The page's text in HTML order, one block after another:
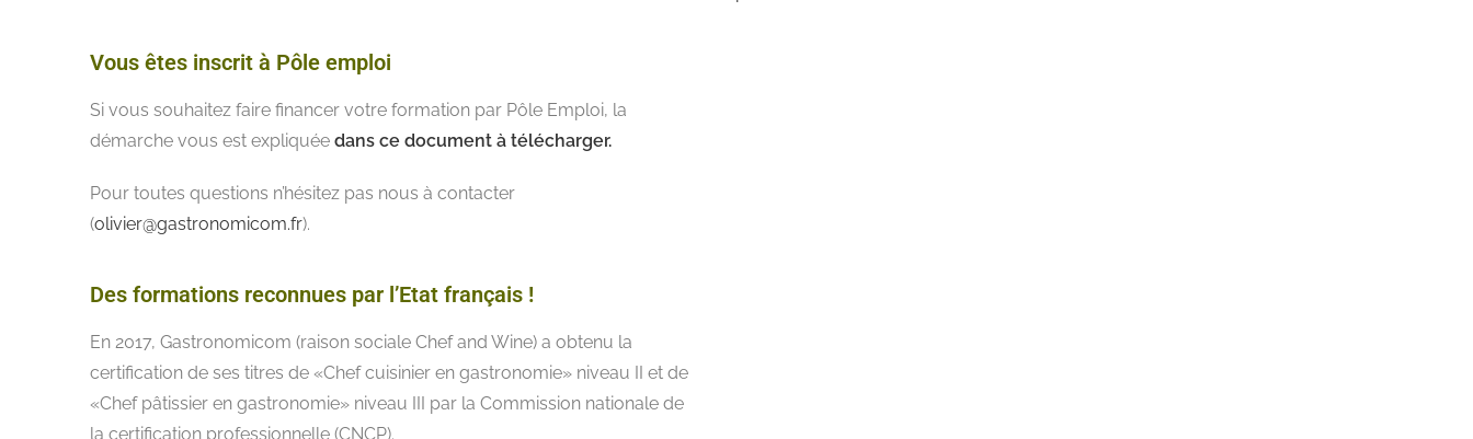
Vous êtes inscrit à Pôle emploi
Si vous souhaitez faire financer votre formation par Pôle Emploi, la
démarche vous est expliquée dans ce document à télécharger.
Pour toutes questions n’hésitez pas nous à contacter
(olivier@gastronomicom.fr).
Des formations reconnues par l’Etat français !
En 2017, Gastronomicom (raison sociale Chef and Wine) a obtenu la
certification de ses titres de «Chef cuisinier en gastronomie» niveau II et de
«Chef pâtissier en gastronomie» niveau III par la Commission nationale de
la certification professionnelle (CNCP).